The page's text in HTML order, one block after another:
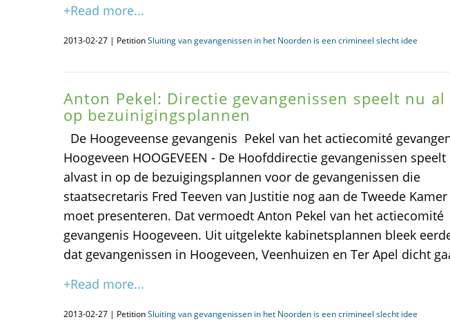
+Read more...
2013-02-27 | PetitionSluiting van gevangenissen in het Noorden is een crimineel slecht idee
Anton Pekel: Directie gevangenissen speelt nu al
op bezuinigingsplannen
De Hoogeveense gevangenis Pekel van het actiecomité
Hoogeveen HOOGEVEEN - De Hoofddirectie gevangenissen speelt
alvast in op de bezuigingsplannen voor de gevangenissen die
staatsecretaris Fred Teeven van Justitie nog aan de Tweede Kamer
moet presenteren. Dat vermoedt Anton Pekel van het actiecomité
gevangenis Hoogeveen. Uit uitgelekte kabinetsplannen bleek
dat gevangenissen in Hoogeveen, Veenhuizen en Ter Apel dicht
+Read more...
2013-02-27 | PetitionSluiting van gevangenissen in het Noorden is een crimineel slecht idee